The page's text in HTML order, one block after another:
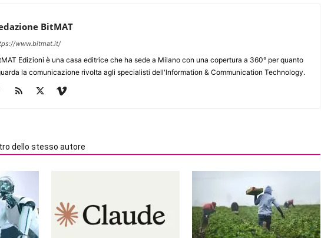
BitMAT
www.bitmat.it/
Edizioni è una casa editrice che ha sede a Milano con una copertura a 360° per quanto
la comunicazione rivolta agli specialisti dell'lnformation & Communication Technology.
dello stesso autore